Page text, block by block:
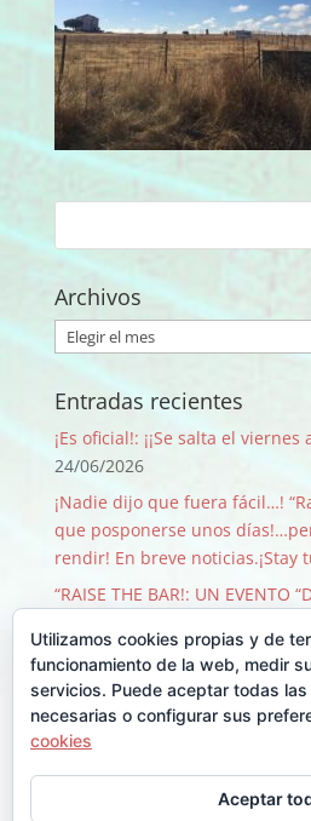
Archivos
Archivos
Entradas recientes
¡Es oficial!: ¡¡Se salta el viernes
24/06/2026
¡Nadie dijo que fuera fácil…!
que posponerse unos
rendir! En breve noticias.¡Stay
“RAISE THE BAR!: UN EVENTO
AÑOS! 09/06/2026
¡GRACIAS, GRACIAS …Y
Llegó Junio y con él la
Comentarios recientes
Utilizamos cookies propias y de
funcionamiento de la web, medir
servicios. Puede aceptar todas
necesarias o configurar sus
cookies
Aceptar